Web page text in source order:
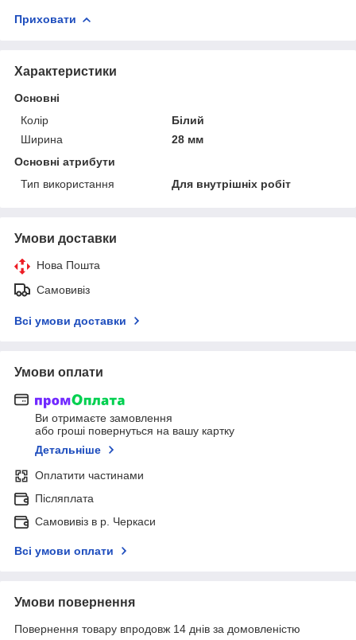
Приховати
Характеристики
Основні
Колір
Білий
Ширина
28 мм
Основні атрибути
Тип використання
Для внутрішніх робіт
Умови доставки
Нова Пошта
Самовивіз
Всі умови доставки
Умови оплати
Ви отримаєте замовлення
або гроші повернуться на вашу картку
Детальніше
Оплатити частинами
Післяплата
Самовивіз в р. Черкаси
Всі умови оплати
Умови повернення
Повернення товару впродовж 14 днів за домовленістю